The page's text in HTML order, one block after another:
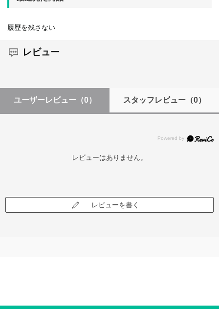
履歴を残さない
レビュー
ユーザーレビュー （0） スタッフレビュー（0）
レビューはありません。
レビューを書く